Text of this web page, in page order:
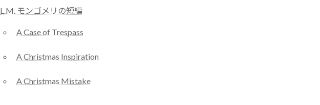
L.M. モンゴメリの短編
A Case of Trespass
A Christmas Inspiration
A Christmas Mistake